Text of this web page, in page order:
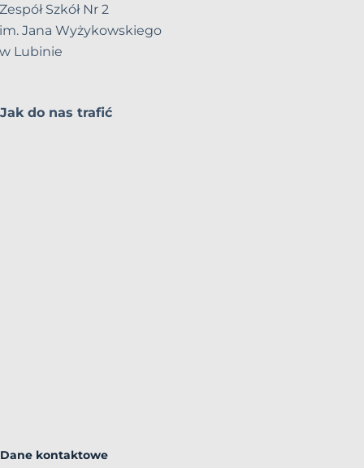
Zespół Szkół Nr 2
im. Jana Wyżykowskiego
w Lubinie
Jak do nas trafić
Dane kontaktowe